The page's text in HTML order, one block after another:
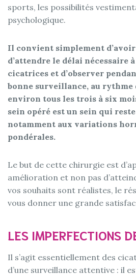
sports, les possibilités
psychologique.
Il convient simplement
d’attendre le délai nécessaire
cicatrices et d’observer
bonne surveillance, au rythme
environ tous les trois à six
sein opéré est un sein qui
notamment aux variations
pondérales.
Le but de cette chirurgie est
amélioration et non pas
vos souhaits sont réalistes, le
vous donner une grande
LES IMPERFECTIONS
Il s’agit essentiellement des
d’une surveillance attentive : il